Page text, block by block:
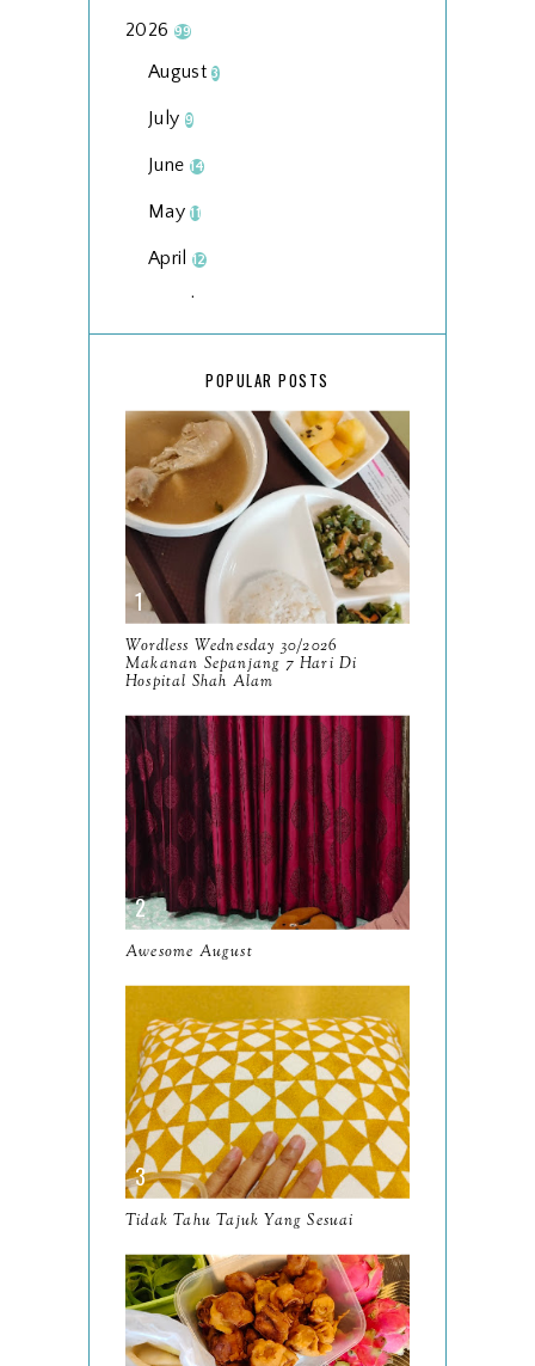
2026 99
August3
July 9
June 14
May11
April 12
March
2025134
December15
November
October
September
August8
July 14
June
May 9
April 9
March11
Wordless Wednesday
12/2025
Minggu Terakhir Ramadan
2025
Tempat Makan Sedap
D'PANGKiN Kitchen and
Garden, N...
Wordless Wednesday
11/2025
Tempat Makan Sedap
Cruffee Crust & Coffee,
POPULAR POSTS
Wordless Wednesday 30/2026
Makanan Sepanjang 7 Hari Di
Hospital Shah Alam
Awesome August
Tidak Tahu Tajuk Yang Sesuai